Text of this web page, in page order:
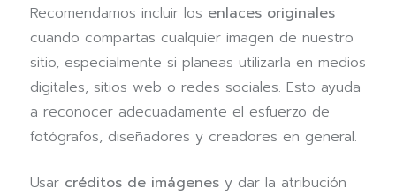
Recomendamos incluir los enlaces originales
cuando compartas cualquier imagen de nuestro
sitio, especialmente si planeas utilizarla en medios
digitales, sitios web o redes sociales. Esto ayuda
a reconocer adecuadamente el esfuerzo de
fotógrafos, diseñadores y creadores en general.
Usar créditos de imágenes y dar la atribución